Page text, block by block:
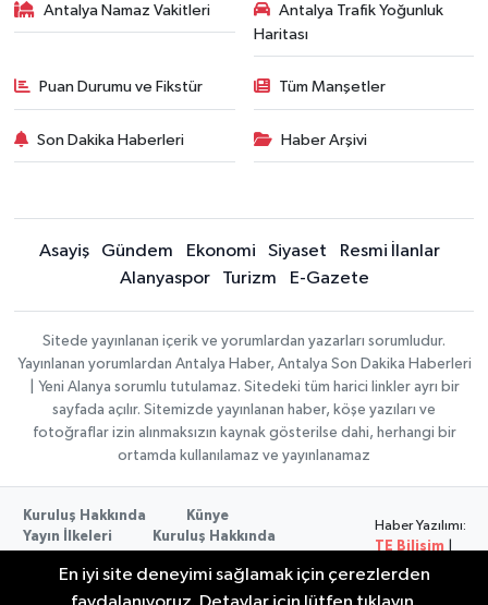
Antalya Namaz Vakitleri
Antalya Trafik Yoğunluk
Haritası
Puan Durumu ve Fikstür Tüm Manşetler
Son Dakika Haberleri Haber Arşivi
Asayiş Gündem Ekonomi Siyaset
Resmi İlanlar
Alanyaspor
Turizm E-Gazete
Sitede yayınlanan içerik ve yorumlardan yazarları sorumludur.
Yayınlanan yorumlardan Antalya Haber, Antalya Son Dakika Haberleri
| Yeni Alanya sorumlu tutulamaz. Sitedeki tüm harici linkler ayrı bir
sayfada açılır. Sitemizde yayınlanan haber, köşe yazıları ve
fotoğraflar izin alınmaksızın kaynak gösterilse dahi, herhangi bir
ortamda kullanılamaz ve yayınlanamaz
Kuruluş Hakkında
Künye
Yayın İlkeleri
Kuruluş Hakkında
Kullanım Şartları
Haber Yazılımı:
TE Bilişim
Copyright ©
En iyi site deneyimi sağlamak için çerezlerden